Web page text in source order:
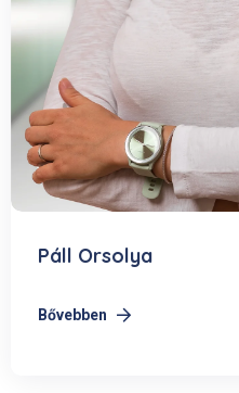
Páll Orsolya
Bővebben